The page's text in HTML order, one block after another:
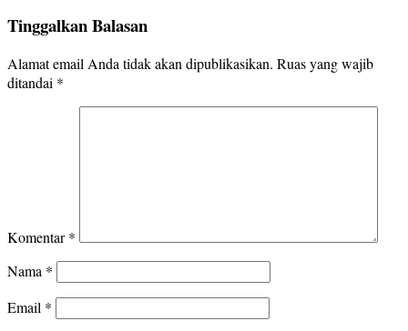
Tinggalkan Balasan
Alamat email Anda tidak akan dipublikasikan. Ruas yang wajib
ditandai *
Komentar*
Nama *
Email *